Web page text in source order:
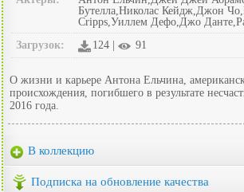
Бутелла,Николас Кейдж,Джон
Cripps,Уиллем Дефо,Джо
Загрузок:
124 | 91
О жизни и карьере Антона Ельчина,
происхождения, погибшего в результате
2016 года.
В коллекцию
Подписка на обновление качества